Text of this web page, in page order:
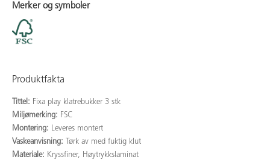
Merker og symboler
Produktfakta
Tittel: Fixa play klatrebukker 3 stk
Miljømerking: FSC
Montering: Leveres montert
Vaskeanvisning:
Tørk av med fuktig klut
Materiale: Kryssfiner, Høytrykkslaminat